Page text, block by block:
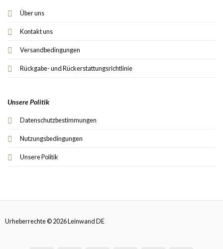
Über uns
Kontakt uns
Versandbedingungen
Rückgabe- und Rückerstattungsrichtlinie
Unsere Politik
Datenschutzbestimmungen
Nutzungsbedingungen
Unsere Politik
Urheberrechte © 2026 Leinwand DE